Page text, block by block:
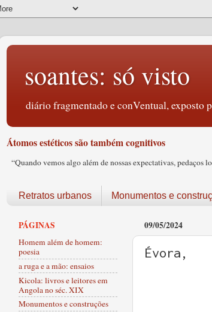
soantes: só visto
diário fragmentado e conVentual, exposto
Átomos estéticos são também cognitivos
“Quando vemos algo além de nossas expectativas,
Retratos urbanos Monumentos e
09/05/2024
Évora,
PÁGINAS
Homem além de homem:
poesia
a ruga e a mão: ensaios
Kicola: livros e leitores em
Angola no séc. XIX
Monumentos e construções